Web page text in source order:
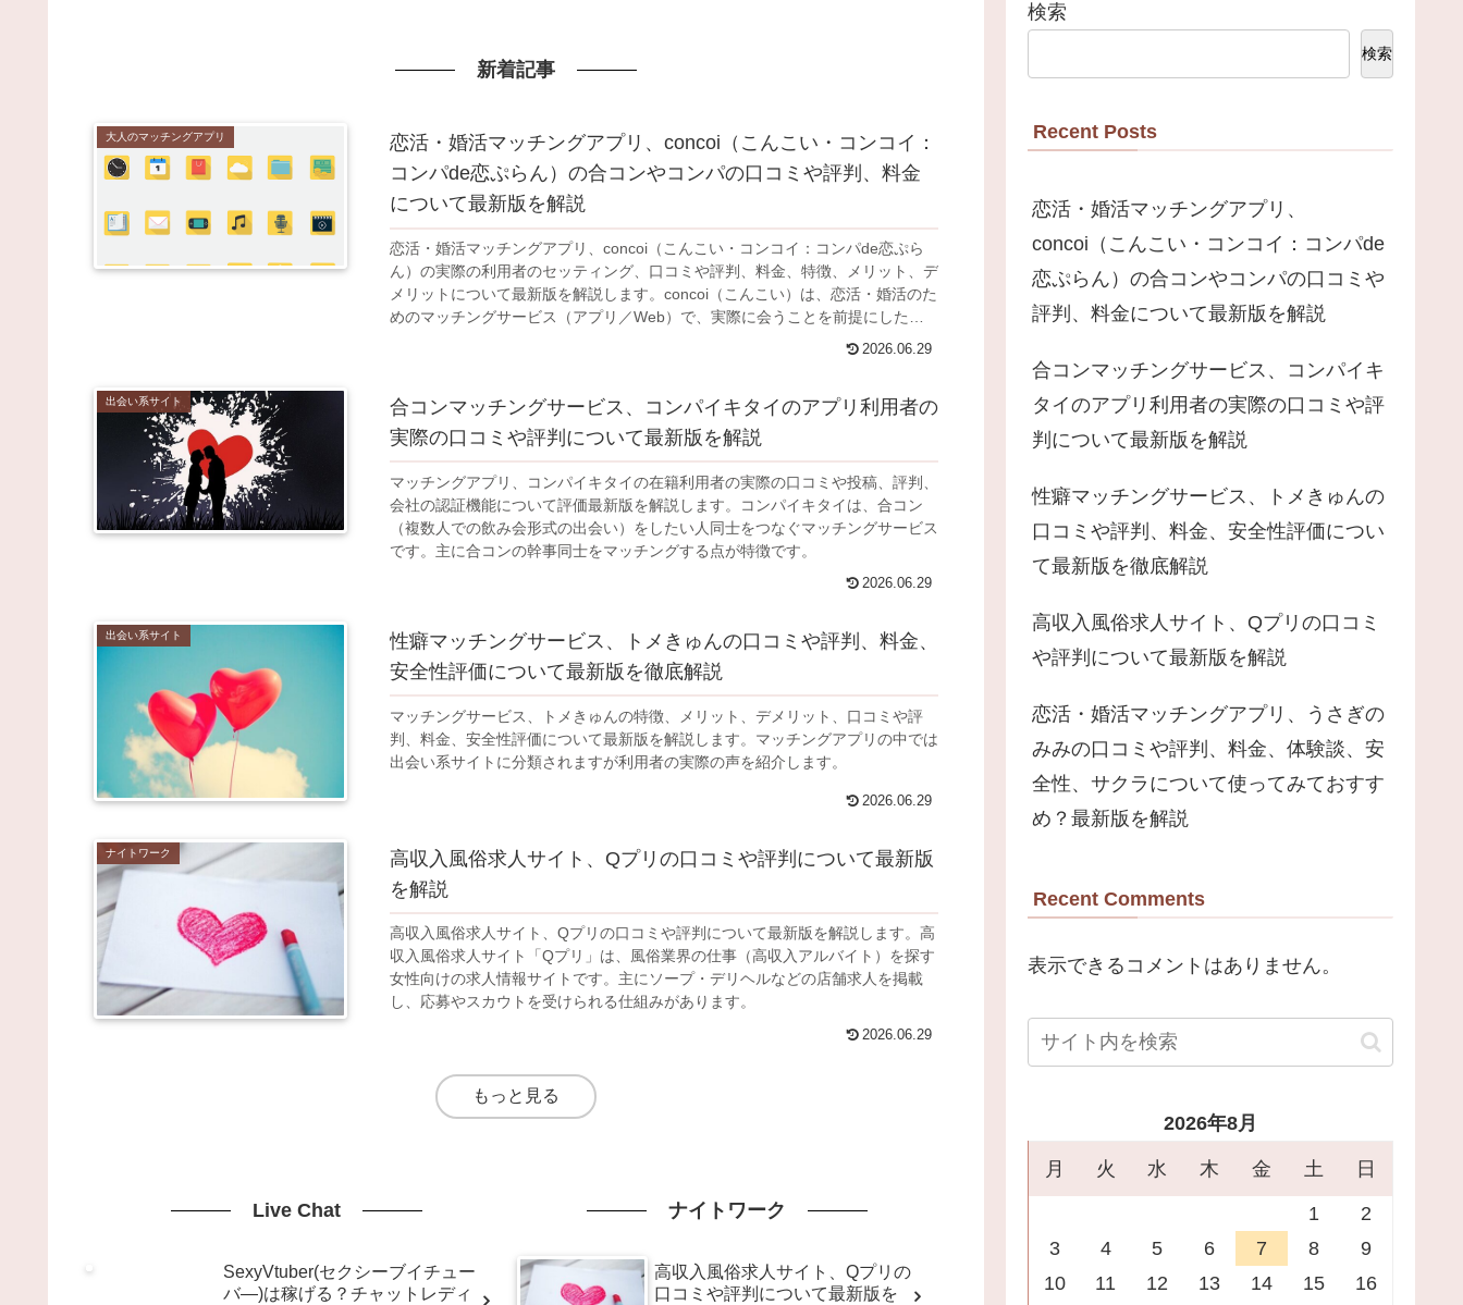
新着記事
大人のマッチングアプリ
恋活・婚活マッチングアプリ、concoi（こんこい・コンコイ：
コンパde恋ぷらん）の合コンやコンパの口コミや評判、料金
について最新版を解説
恋活・婚活マッチングアプリ、concoi（こんこい・コンコイ：コンパde恋ぷら
ん）の実際の利用者のセッティング、口コミや評判、料金、特徴、メリット、デ
メリットについて最新版を解説します。concoi（こんこい）は、恋活・婚活のた
めのマッチングサービス（アプリ／Web）で、実際に会うことを前提にした出
会いを特徴としています。主な基本情報をまとめると以下の通りです。
2026.06.29
出会い系サイト
合コンマッチングサービス、コンパイキタイのアプリ利用者の
実際の口コミや評判について最新版を解説
マッチングアプリ、コンパイキタイの在籍利用者の実際の口コミや投稿、評判、
会社の認証機能について評価最新版を解説します。コンパイキタイは、合コン
（複数人での飲み会形式の出会い）をしたい人同士をつなぐマッチングサービス
です。主に合コンの幹事同士をマッチングする点が特徴です。
2026.06.29
出会い系サイト
性癖マッチングサービス、トメきゅんの口コミや評判、料金、
安全性評価について最新版を徹底解説
マッチングサービス、トメきゅんの特徴、メリット、デメリット、口コミや評
判、料金、安全性評価について最新版を解説します。マッチングアプリの中では
出会い系サイトに分類されますが利用者の実際の声を紹介します。
2026.06.29
ナイトワーク
高収入風俗求人サイト、Qプリの口コミや評判について最新版
を解説
高収入風俗求人サイト、Qプリの口コミや評判について最新版を解説します。高
収入風俗求人サイト「Qプリ」は、風俗業界の仕事（高収入アルバイト）を探す
女性向けの求人情報サイトです。主にソープ・デリヘルなどの店舗求人を掲載
し、応募やスカウトを受けられる仕組みがあります。
2026.06.29
もっと見る
Live Chat
SexyVtuber(セクシーブイチュー
バ―)は稼げる？チャットレディ
ナイトワーク
高収入風俗求人サイト、Qプリの
口コミや評判について最新版を
検索
検索
Recent Posts
恋活・婚活マッチングアプリ、
concoi（こんこい・コンコイ：コンパde
恋ぷらん）の合コンやコンパの口コミや
評判、料金について最新版を解説
合コンマッチングサービス、コンパイキ
タイのアプリ利用者の実際の口コミや評
判について最新版を解説
性癖マッチングサービス、トメきゅんの
口コミや評判、料金、安全性評価につい
て最新版を徹底解説
高収入風俗求人サイト、Qプリの口コミ
や評判について最新版を解説
恋活・婚活マッチングアプリ、うさぎの
みみの口コミや評判、料金、体験談、安
全性、サクラについて使ってみておすす
め？最新版を解説
Recent Comments
表示できるコメントはありません。
2026年8月
月 火 水 木 金 土 日
1
2
3
4 5 6 7 8
9
10
11 12 13 14 15
16